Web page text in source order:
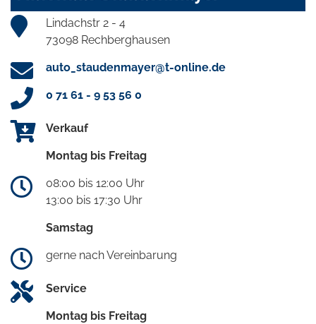
Lindachstr 2 - 4
73098 Rechberghausen
auto_staudenmayer@t-online.de
0 71 61 - 9 53 56 0
Verkauf
Montag bis Freitag
08:00 bis 12:00 Uhr
13:00 bis 17:30 Uhr
Samstag
gerne nach Vereinbarung
Service
Montag bis Freitag